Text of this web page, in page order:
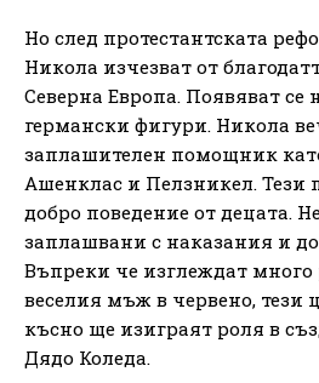
Но след протестантската
Никола изчезват от
Северна Европа. Появяват се
германски фигури. Никола
заплашителен помощник
Ашенклас и Пелзникел. Тези
добро поведение от децата.
заплашвани с наказания и
Въпреки че изглеждат
веселия мъж в червено, тези
късно ще изиграят роля в
Дядо Коледа.